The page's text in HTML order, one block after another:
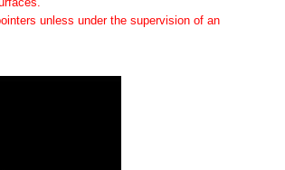
unless under the supervision of an